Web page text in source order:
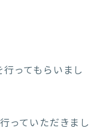
ってもらいまし
っていただきまし